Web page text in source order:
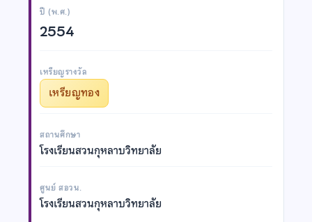
ปี (พ.ศ.)
2554
เหรียญรางวัล
เหรียญทอง
สถานศึกษา
โรงเรียนสวนกุหลาบวิทยาลัย
ศูนย์ สอวน.
โรงเรียนสวนกุหลาบวิทยาลัย